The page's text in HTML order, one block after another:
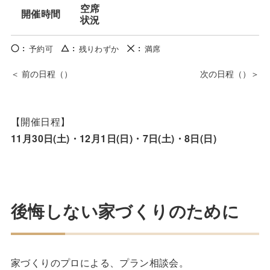
開催時間
空席
状況
予約可 残りわずか 満席
【開催日程】
11月30日(土)・12月1日(日)・7日(土)・8日(日)
後悔しない家づくりのために
家づくりのプロによる、プラン相談会。